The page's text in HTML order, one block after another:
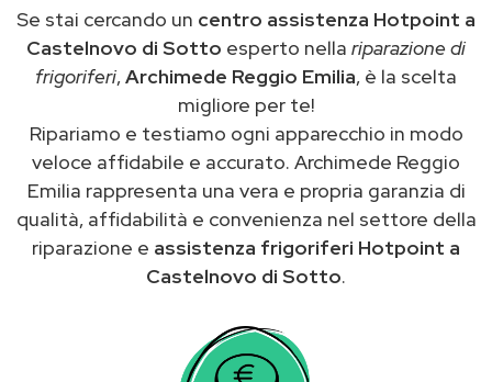
Se stai cercando un centro assistenza Hotpoint a
Castelnovo di Sotto esperto nella riparazione di
frigoriferi,Archimede Reggio Emilia, è la scelta
migliore per te!
Ripariamo e testiamo ogni apparecchio in modo
veloce affidabile e accurato. Archimede Reggio
Emilia rappresenta una vera e propria garanzia di
qualità, affidabilità e convenienza nel settore della
riparazione e assistenza frigoriferi Hotpoint a
Castelnovo di Sotto.